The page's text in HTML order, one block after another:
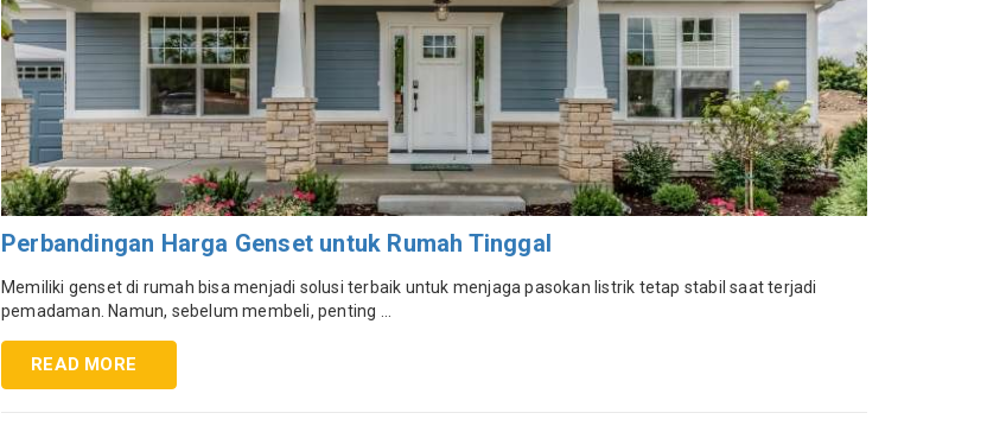
Perbandingan Harga Genset untuk Rumah Tinggal
Memiliki genset di rumah bisa menjadi solusi terbaik untuk menjaga pasokan listrik tetap stabil saat terjadi
pemadaman. Namun, sebelum membeli, penting ...
READ MORE